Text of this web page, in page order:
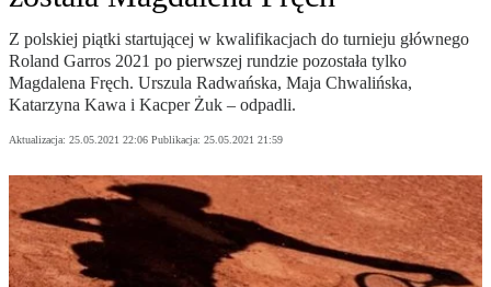
Z polskiej piątki startującej w kwalifikacjach do turnieju głównego
Roland Garros 2021 po pierwszej rundzie pozostała tylko
Magdalena Fręch. Urszula Radwańska, Maja Chwalińska,
Katarzyna Kawa i Kacper Żuk – odpadli.
Aktualizacja: 25.05.2021 22:06 Publikacja: 25.05.2021 21:59